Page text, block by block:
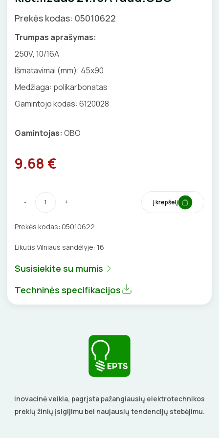
Šviestuvų priedai
ANTGALIAI
ILGIKLIAI/ KIŠTUKAI
IZOLIACINĖS JUOSTOS
SANDARIKLIAI
TERMO VAMZDELIAI, PIRŠTINĖS
VENTILIATORIAI
ŽAIBOSAUGA IR ĮŽEMINIMAS
ĮKROVIMO SPRENDIMAI
Įkrovimo stotelės
Įkrovimo kabeliai
AUTOMATINIAI JUNGIKLIAI
ATSUKTUVAI
Prekės kodas: 05010622
Trumpas aprašymas:
250V, 10/16A
Išmatavimai (mm): 45x90
Medžiaga: polikarbonatas
Gamintojo kodas: 6120028
Gamintojas: OBO
9.68 €
- + Į krepšelį
Prekės kodas: 05010622
Likutis Vilniaus sandėlyje: 16
Susisiekite su mumis
Techninės specifikacijos
Inovacinė veikla, pagrįsta pažangiausių elektrotechnikos
prekių žinių įsigijimu bei naujausių tendencijų stebėjimu.